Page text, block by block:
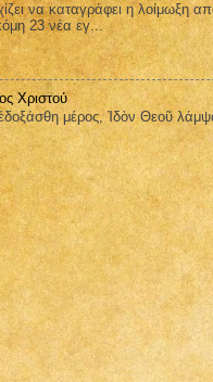
να καταγράφει η λοίμωξη
23 νέα εγ...
Χριστού
μέρος, Ἰδὸν Θεοῦ